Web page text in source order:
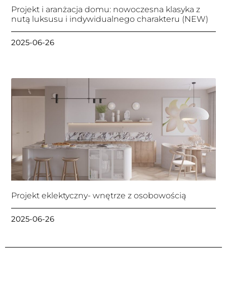
Projekt i aranżacja domu: nowoczesna klasyka z
nutą luksusu i indywidualnego charakteru (NEW)
2025-06-26
Projekt eklektyczny- wnętrze z osobowością
2025-06-26